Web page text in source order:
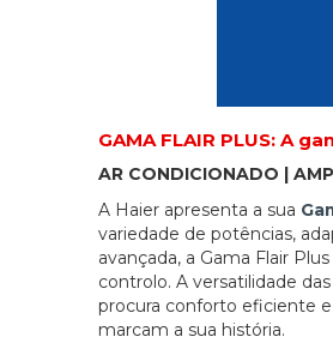
GAMA FLAIR PLUS: A
AR CONDICIONADO |
A Haier apresenta a sua
variedade de potências,
avançada, a Gama Flair
controlo. A versatilidade
procura conforto eficiente
marcam a sua história.